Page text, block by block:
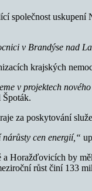
v Brandýse nad
krajských
v projektech
Špoták.
za poskytování
nárůsty cen energií,“
a Horažďovicích
růst činí 133